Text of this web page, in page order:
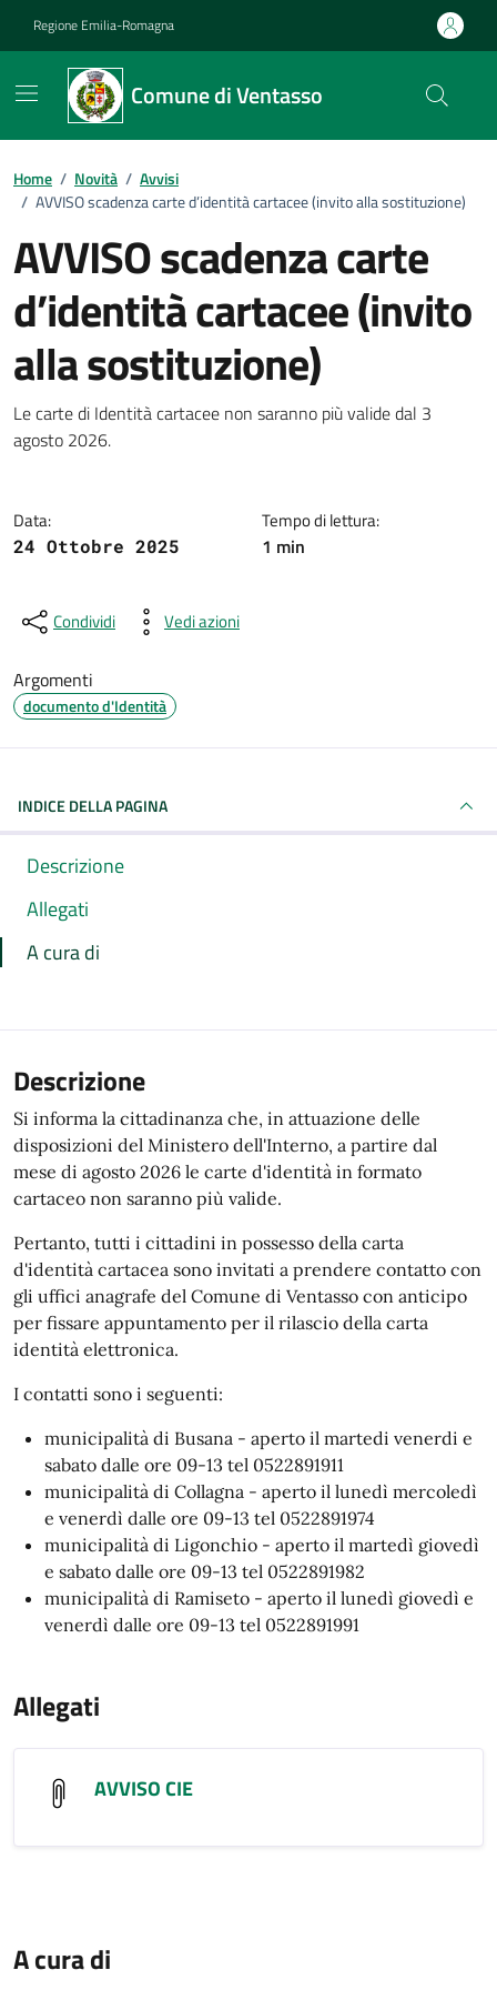
Regione Emilia-Romagna
Comune di Ventasso
Home / Novità / Avvisi
/ AVVISO scadenza carte d’identità cartacee (invito alla sostituzione)
AVVISO scadenza carte
d’identità cartacee (invito
alla sostituzione)
Dettagli della notizia
Le carte di Identità cartacee non saranno più valide dal 3
agosto 2026.
Data:
24 Ottobre 2025
Tempo di lettura:
1 min
Condividi Vedi azioni
Argomenti
documento d'Identità
INDICE DELLA PAGINA
Descrizione
Allegati
A cura di
Descrizione
Si informa la cittadinanza che, in attuazione delle
disposizioni del Ministero dell'Interno, a partire dal
mese di agosto 2026 le carte d'identità in formato
cartaceo non saranno più valide.
Pertanto, tutti i cittadini in possesso della carta
d'identità cartacea sono invitati a prendere contatto con
gli uffici anagrafe del Comune di Ventasso con anticipo
per fissare appuntamento per il rilascio della carta
identità elettronica.
I contatti sono i seguenti:
municipalità di Busana - aperto il martedi venerdi e
sabato dalle ore 09-13 tel 0522891911
municipalità di Collagna - aperto il lunedì mercoledì
e venerdì dalle ore 09-13 tel 0522891974
municipalità di Ligonchio - aperto il martedì giovedì
e sabato dalle ore 09-13 tel 0522891982
municipalità di Ramiseto - aperto il lunedì giovedì e
venerdì dalle ore 09-13 tel 0522891991
Allegati
AVVISO CIE
A cura di